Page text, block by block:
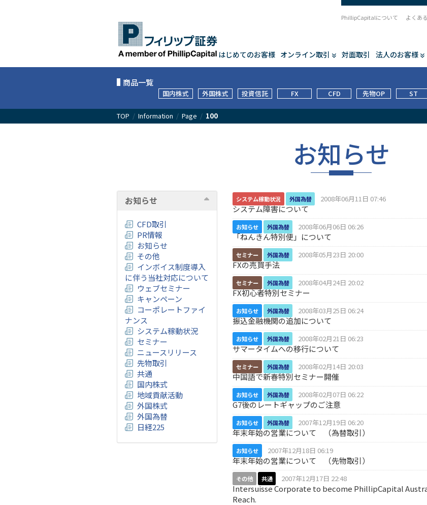
はじめてのお客様 オンライン取引 対面取引 法人のお客様
PhillipCapitalについて よくあ
商品一覧
国内株式 外国株式 投資信託 FX CFD 先物OP ST
TOP / Information / Page / 100
お知らせ
お知らせ
CFD取引
PR情報
お知らせ
その他
インボイス制度導入
に伴う当社対応について
ウェブセミナー
キャンペーン
コーポレートファイ
ナンス
システム稼動状況
セミナー
ニュースリリース
先物取引
共通
国内株式
地域貢献活動
外国株式
外国為替
日経225
システム稼動状況 外国為替 2008年06月11日 07:46
システム障害について
お知らせ 外国為替 2008年06月06日 06:26
「ねんきん特別便」について
セミナー 外国為替 2008年05月23日 20:00
FXの売買手法
セミナー 外国為替 2008年04月24日 20:02
FX初心者特別セミナー
お知らせ 外国為替 2008年03月25日 06:24
振込金融機関の追加について
お知らせ 外国為替 2008年02月21日 06:23
サマータイムへの移行について
セミナー 外国為替 2008年02月14日 20:03
中国語で新春特別セミナー開催
お知らせ 外国為替 2008年02月07日 06:22
G7後のレートギャップのご注意
お知らせ 外国為替 2007年12月19日 06:20
年末年始の営業について （為替取引）
お知らせ 2007年12月18日 06:19
年末年始の営業について （先物取引）
その他 共通 2007年12月17日 22:48
Intersuisse Corporate to become PhillipCapital
Reach.